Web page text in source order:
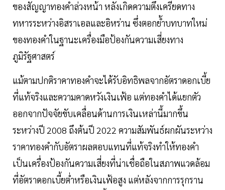
ของสัญญาทองคำล่วงหน้า หลังเกิดความตึงเครียดทาง
ทหารระหว่างอิสราเอลและอิหร่าน ซึ่งตอกย้ำบทบาทใหม่
ของทองคำในฐานะเครื่องมือป้องกันความเสี่ยงทาง
ภูมิรัฐศาสตร์
แม้ตามปกติราคาทองคำจะได้รับอิทธิพลจากอัตราดอกเบี้ย
ที่แท้จริงและความคาดหวังเงินเฟ้อ แต่ทองคำได้แยกตัว
ออกจากปัจจัยขับเคลื่อนด้านการเงินเหล่านี้มากขึ้น
ระหว่างปี 2008 ถึงต้นปี 2022 ความสัมพันธ์ผกผันระหว่าง
ราคาทองคำกับอัตราผลตอบแทนที่แท้จริงทำให้ทองคำ
เป็นเครื่องป้องกันความเสี่ยงที่น่าเชื่อถือในสภาพแวดล้อม
ที่อัตราดอกเบี้ยต่ำหรือเงินเฟ้อสูง แต่หลังจากการรุกราน